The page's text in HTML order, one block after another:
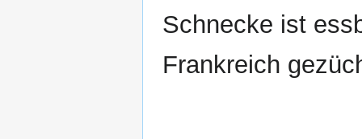
Schnecke ist
Frankreich